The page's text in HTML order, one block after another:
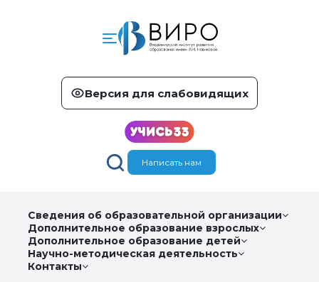
Версия для слабовидящих
Написать нам
Сведения об образовательной организации
Дополнительное образование взрослых
Дополнительное образование детей
Научно-методическая деятельность
Контакты